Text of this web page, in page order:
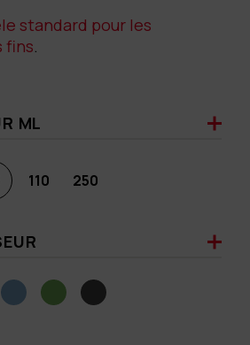
standard pour les
fins.
TAILLE DOSEUR ML
110 250
DOSEUR